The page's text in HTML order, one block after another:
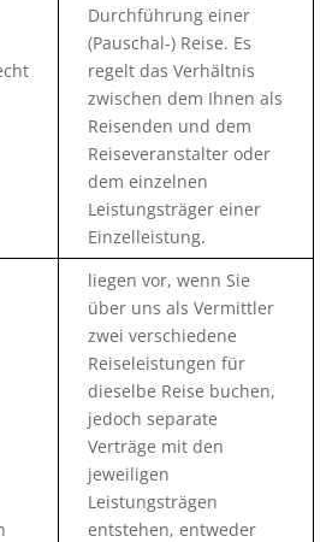
Durchführung einer
(Pauschal-) Reise. Es
regelt das Verhältnis
zwischen dem Ihnen als
Reisenden und dem
Reiseveranstalter oder
dem einzelnen
Leistungsträger einer
Einzelleistung.
liegen vor, wenn Sie
über uns als Vermittler
zwei verschiedene
Reiseleistungen für
dieselbe Reise buchen,
jedoch separate
Verträge mit den
jeweiligen
Leistungsträgen
entstehen, entweder